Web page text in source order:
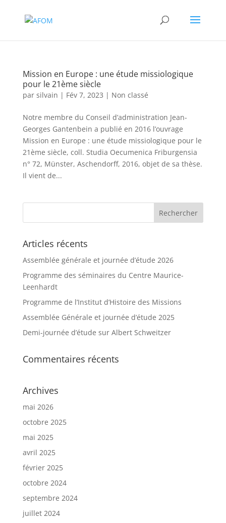
Mission en Europe : une étude missiologique
pour le 21ème siècle
par silvain | Fév 7, 2023 | Non classé
Notre membre du Conseil d’administration Jean-
Georges Gantenbein a publié en 2016 l’ouvrage
Mission en Europe : une étude missiologique pour le
21ème siècle, coll. Studia Oecumenica Friburgensia
n° 72, Münster, Aschendorff, 2016, objet de sa thèse.
Il vient de...
Articles récents
Assemblée générale et journée d’étude 2026
Programme des séminaires du Centre Maurice-
Leenhardt
Programme de l’Institut d’Histoire des Missions
Assemblée Générale et journée d’étude 2025
Demi-journée d’étude sur Albert Schweitzer
Commentaires récents
Archives
mai 2026
octobre 2025
mai 2025
avril 2025
février 2025
octobre 2024
septembre 2024
juillet 2024